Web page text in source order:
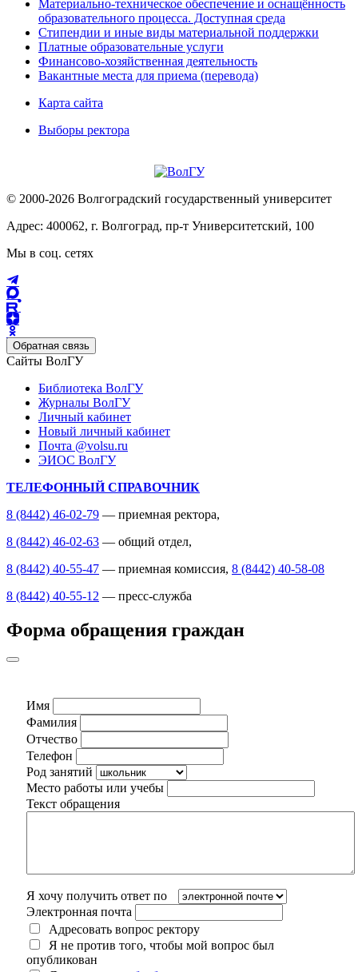
Материально-техническое обеспечение и оснащённость
образовательного процесса. Доступная среда
Стипендии и иные виды материальной поддержки
Платные образовательные услуги
Финансово-хозяйственная деятельность
Вакантные места для приема (перевода)
Карта сайта
Выборы ректора
© 2000-2026 Волгоградский государственный университет
Адрес: 400062, г. Волгоград, пр-т Университетский, 100
Мы в соц. сетях
Обратная связь
Сайты ВолГУ
Библиотека ВолГУ
Журналы ВолГУ
Личный кабинет
Новый личный кабинет
Почта @volsu.ru
ЭИОС ВолГУ
ТЕЛЕФОННЫЙ СПРАВОЧНИК
8 (8442) 46-02-79 — приемная ректора,
8 (8442) 46-02-63 — общий отдел,
8 (8442) 40-55-47 — приемная комиссия, 8 (8442) 40-58-08
8 (8442) 40-55-12 — пресс-служба
Форма обращения граждан
Имя
Фамилия
Отчество
Телефон
Род занятий
Место работы или учебы
Текст обращения
Я хочу получить ответ по
Электронная почта
Адресовать вопрос ректору
Я не против того, чтобы мой вопрос был
опубликован